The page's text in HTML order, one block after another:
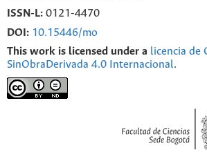
ISSN-L: 0121-4470
DOI: 10.15446/mo
This work is licensed under a licencia de
SinObraDerivada 4.0 Internacional.